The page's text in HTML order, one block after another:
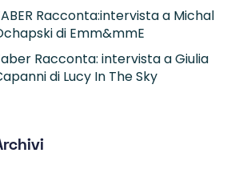
Racconta:intervista a Michal
di Emm&mmE
Racconta: intervista a Giulia
di Lucy In The Sky